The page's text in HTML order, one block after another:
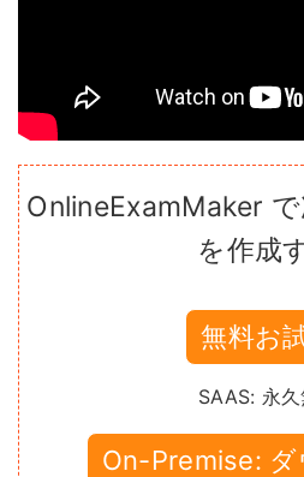
OnlineExamMaker
を作成
無料お
SAAS: 永
On-Premise: ダ